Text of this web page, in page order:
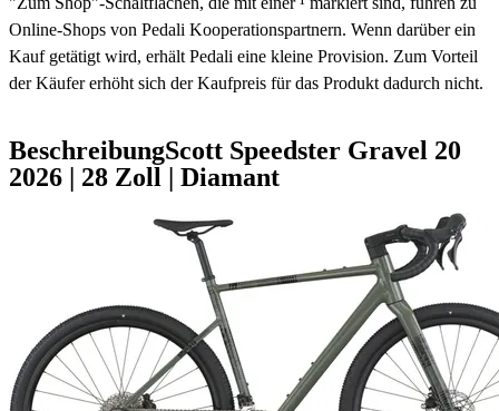
Online-Shops von Pedali Kooperationspartnern. Wenn darüber ein
Kauf getätigt wird, erhält Pedali eine kleine Provision. Zum Vorteil
der Käufer erhöht sich der Kaufpreis für das Produkt dadurch nicht.
BeschreibungScott Speedster Gravel 20
2026 | 28 Zoll | Diamant